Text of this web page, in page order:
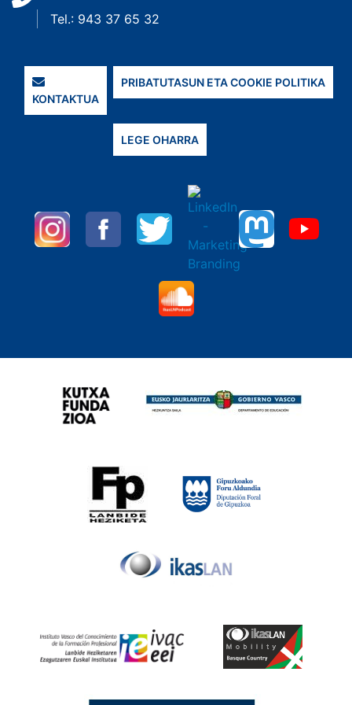
Tel.: 943 37 65 32
KONTAKTUA
PRIBATUTASUN ETA COOKIE POLITIKA
LEGE OHARRA